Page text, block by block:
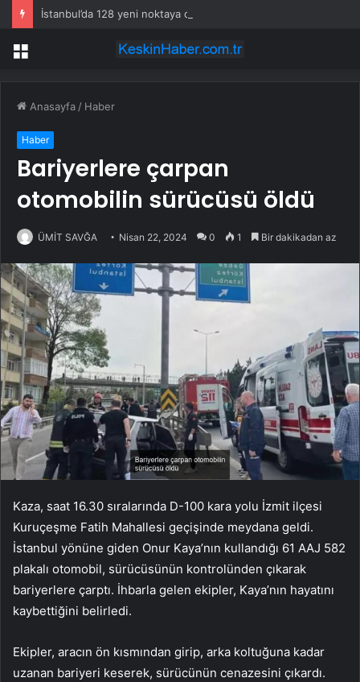
İstanbul’da 128 yeni noktaya daha EDS geliyor
Menü
Anasayfa / Haber
Haber
Bariyerlere çarpan
otomobilin sürücüsü öldü
ÜMİT SAVĞA Nisan 22, 2024 0 1 Bir dakikadan az
Kaza, saat 16.30 sıralarında D-100 kara yolu İzmit ilçesi
Kuruçeşme Fatih Mahallesi geçişinde meydana geldi.
İstanbul yönüne giden Onur Kaya’nın kullandığı 61 AAJ 582
plakalı otomobil, sürücüsünün kontrolünden çıkarak
bariyerlere çarptı. İhbarla gelen ekipler, Kaya’nın hayatını
kaybettiğini belirledi.
Ekipler, aracın ön kısmından girip, arka koltuğuna kadar
uzanan bariyeri keserek, sürücünün cenazesini çıkardı.